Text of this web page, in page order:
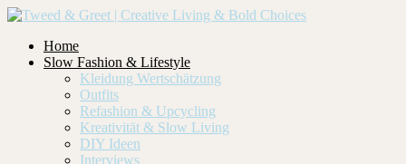
Home
Slow Fashion & Lifestyle
Kleidung Wertschätzung
Outfits
Refashion & Upcycling
Kreativität & Slow Living
DIY Ideen
Interviews